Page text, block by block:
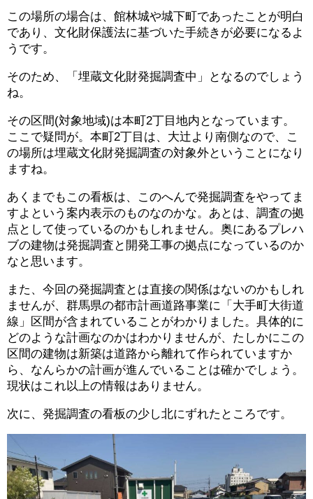
この場所の場合は、館林城や城下町であったことが明白
であり、文化財保護法に基づいた手続きが必要になるよ
うです。
そのため、「埋蔵文化財発掘調査中」となるのでしょう
ね。
その区間(対象地域)は本町2丁目地内となっています。
ここで疑問が。本町2丁目は、大辻より南側なので、こ
の場所は埋蔵文化財発掘調査の対象外ということになり
ますね。
あくまでもこの看板は、このへんで発掘調査をやってま
すよという案内表示のものなのかな。あとは、調査の拠
点として使っているのかもしれません。奥にあるプレハ
ブの建物は発掘調査と開発工事の拠点になっているのか
なと思います。
また、今回の発掘調査とは直接の関係はないのかもしれ
ませんが、群馬県の都市計画道路事業に「大手町大街道
線」区間が含まれていることがわかりました。具体的に
どのような計画なのかはわかりませんが、たしかにこの
区間の建物は新築は道路から離れて作られていますか
ら、なんらかの計画が進んでいることは確かでしょう。
現状はこれ以上の情報はありません。
次に、発掘調査の看板の少し北にずれたところです。